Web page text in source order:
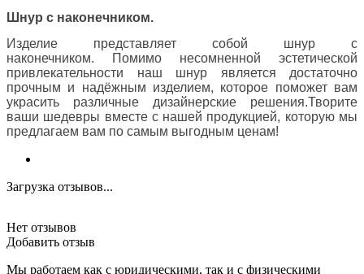
Шнур с наконечником.
Изделие представляет собой шнур с
наконечником.
Помимо несомненной эстетической
привлекательности наш шнур является достаточно
прочным и надёжным изделием, которое поможет вам
украсить различные дизайнерские решения.Творите
ваши шедевры вместе с нашей продукцией, которую мы
предлагаем вам по самым выгодным ценам!
Загрузка отзывов...
Нет отзывов
Добавить отзыв
Мы работаем как с юридическими, так и с физическими